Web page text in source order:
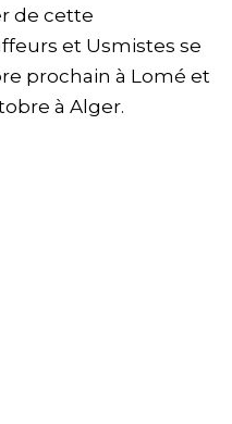
de cette
et Usmistes se
prochain à Lomé et
à Alger.